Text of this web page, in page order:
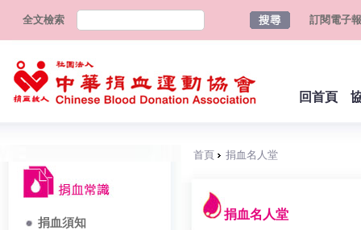
全文檢索 訂閱電子報
回首頁
捐血須知
首頁 捐血名人堂
捐血名人堂